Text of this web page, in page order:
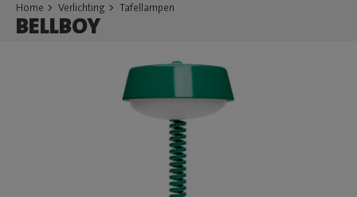
Home Verlichting Tafellampen
BELLBOY